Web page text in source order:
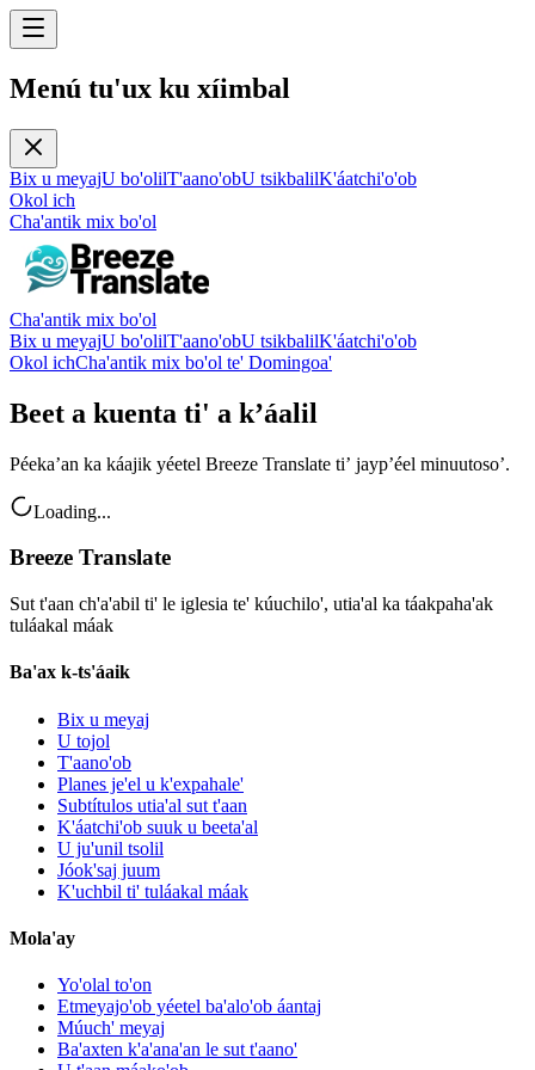
Menú tu'ux ku xíimbal
Bix u meyajU bo'olilT'aano'obU tsikbalilK'áatchi'o'ob
Okol ich
Cha'antik mix bo'ol
Cha'antik mix bo'ol
Bix u meyajU bo'olilT'aano'obU tsikbalilK'áatchi'o'ob
Okol ichCha'antik mix bo'ol te' Domingoa'
Beet a kuenta ti' a kʼáalil
Péekaʼan ka káajik yéetel Breeze Translate tiʼ jaypʼéel minuutosoʼ.
Loading...
Breeze Translate
Sut t'aan ch'a'abil ti' le iglesia te' kúuchilo', utia'al ka táakpaha'ak
tuláakal máak
Ba'ax k-ts'áaik
Bix u meyaj
U tojol
T'aano'ob
Planes je'el u k'expahale'
Subtítulos utia'al sut t'aan
K'áatchi'ob suuk u beeta'al
U ju'unil tsolil
Jóok'saj juum
K'uchbil ti' tuláakal máak
Mola'ay
Yo'olal to'on
Etmeyajo'ob yéetel ba'alo'ob áantaj
Múuch' meyaj
Ba'axten k'a'ana'an le sut t'aano'